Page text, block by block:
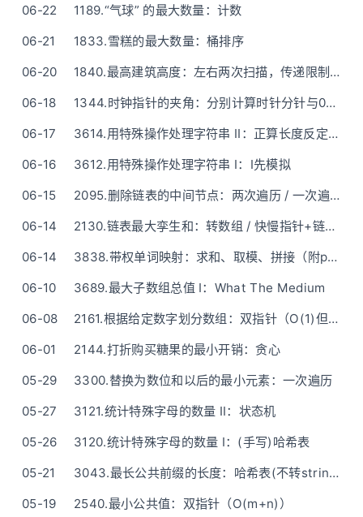
06-22
1189.“气球” 的最大数量：计数
06-21
1833.雪糕的最大数量：桶排序
06-20
1840.最高建筑高度：左右两次扫描，传递限制约束(没有很多头痛公式版)
06-18
1344.时钟指针的夹角：分别计算时针分针与0的夹角(模拟)
06-17
3614.用特殊操作处理字符串 II：正算长度反定位(还不错的题解Doge)
06-16
3612.用特殊操作处理字符串 I：I先模拟
06-15
2095.删除链表的中间节点：两次遍历 / 一次遍历（快慢指针）
06-14
2130.链表最大孪生和：转数组 / 快慢指针+链表翻转（O(1)）
06-14
3838.带权单词映射：求和、取模、拼接（附python一行版）
06-10
3689.最大子数组总值 I：What The Medium
06-08
2161.根据给定数字划分数组：双指针（O(1)但非源地操作）
06-01
2144.打折购买糖果的最小开销：贪心
05-29
3300.替换为数位和以后的最小元素：一次遍历
05-27
3121.统计特殊字母的数量 II：状态机
05-26
3120.统计特殊字母的数量 I：(手写)哈希表
05-21
3043.最长公共前缀的长度：哈希表(不转string)
05-19
2540.最小公共值：双指针（O(m+n)）